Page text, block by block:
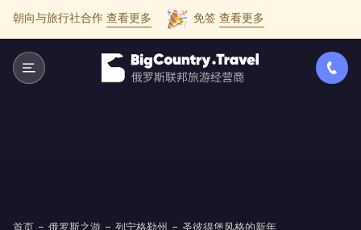
朝向与旅行社合作 查看更多 免签 查看更多
首页 俄罗斯之游 列宁格勒州 圣彼得堡风格的新年